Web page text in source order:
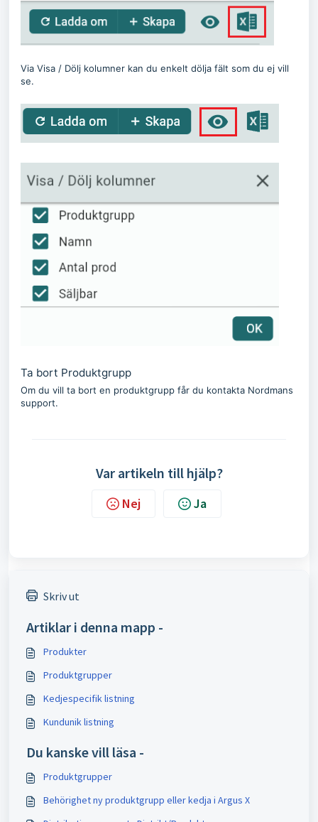
Via Visa / Dölj kolumner kan du enkelt dölja fält som du ej vill
se.
Ta bort Produktgrupp
Om du vill ta bort en produktgrupp får du kontakta Nordmans
support.
Var artikeln till hjälp?
Nej Ja
Skriv ut
Artiklar i denna mapp -
Produkter
Produktgrupper
Kedjespecifik listning
Kundunik listning
Du kanske vill läsa -
Produktgrupper
Behörighet ny produktgrupp eller kedja i Argus X